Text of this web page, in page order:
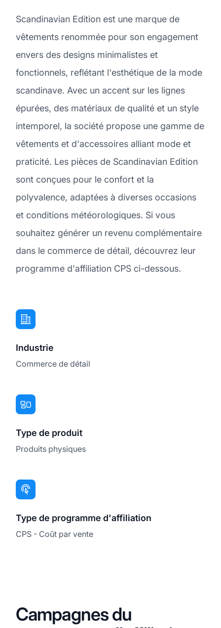
Scandinavian Edition est une marque de
vêtements renommée pour son engagement
envers des designs minimalistes et
fonctionnels, reflétant l'esthétique de la mode
scandinave. Avec un accent sur les lignes
épurées, des matériaux de qualité et un style
intemporel, la société propose une gamme de
vêtements et d'accessoires alliant mode et
praticité. Les pièces de Scandinavian Edition
sont conçues pour le confort et la
polyvalence, adaptées à diverses occasions
et conditions météorologiques. Si vous
souhaitez générer un revenu complémentaire
dans le commerce de détail, découvrez leur
programme d'affiliation CPS ci-dessous.
Industrie
Commerce de détail
Type de produit
Produits physiques
Type de programme d'affiliation
CPS - Coût par vente
Campagnes du